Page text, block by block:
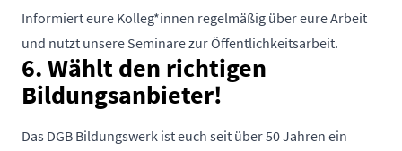
Informiert eure Kolleg*innen regelmäßig über eure Arbeit
und nutzt unsere Seminare zur Öffentlichkeitsarbeit.
6. Wählt den richtigen
Bildungsanbieter!
Das DGB Bildungswerk ist euch seit über 50 Jahren ein